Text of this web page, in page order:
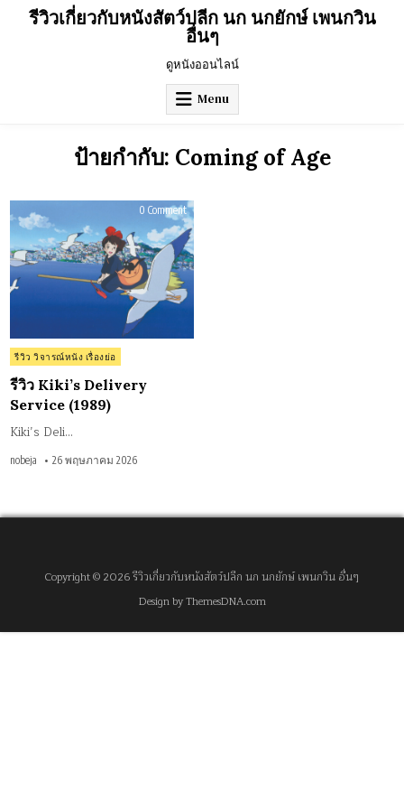
รีวิวเกี่ยวกับหนังสัตว์ปลีก นก นกยักษ์ เพนกวิน
อื่นๆ
ดูหนังออนไลน์
Menu
ป้ายกำกับ: Coming of Age
0 Commenton
รีวิว
Kiki’s
Delivery
Service
(1989)
Posted
in
รีวิว วิจารณ์หนัง เรื่องย่อ
รีวิว Kiki’s Delivery
Service (1989)
Kiki’s Deli…
nobeja 26 พฤษภาคม 2026
Copyright © 2026 รีวิวเกี่ยวกับหนังสัตว์ปลีก นก นกยักษ์ เพนกวิน อื่นๆ
Design by ThemesDNA.com